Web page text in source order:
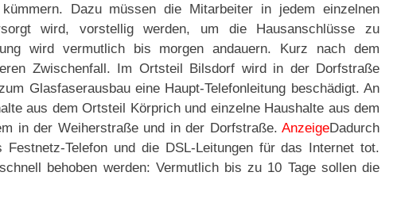
Dazu müssen die Mitarbeiter in jedem einzelnen
wird, vorstellig werden, um die Hausanschlüsse zu
wird vermutlich bis morgen andauern. Kurz nach dem
Zwischenfall. Im Ortsteil Bilsdorf wird in der Dorfstraße
Glasfaserausbau eine Haupt-Telefonleitung beschädigt. An
aus dem Ortsteil Körprich und einzelne Haushalte aus dem
in der Weiherstraße und in der Dorfstraße. AnzeigeDadurch
Telefon und die DSL-Leitungen für das Internet tot.
behoben werden: Vermutlich bis zu 10 Tage sollen die